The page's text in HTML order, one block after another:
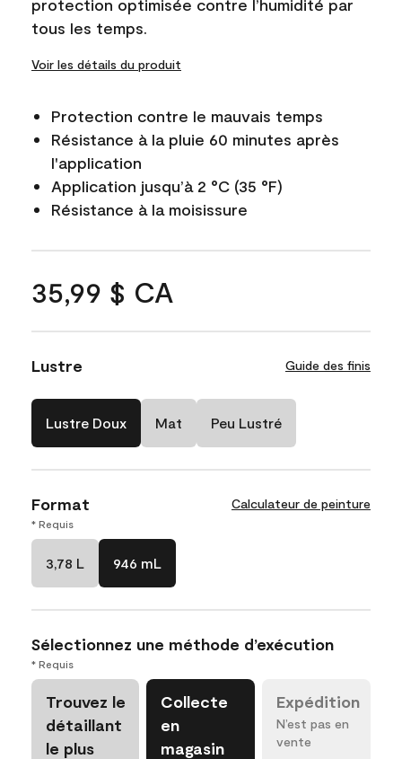
protection optimisée contre l’humidité par
tous les temps.
Voir les détails du produit
Protection contre le mauvais temps
Résistance à la pluie 60 minutes après
l'application
Application jusqu’à 2 °C (35 °F)
Résistance à la moisissure
35,99 $ CA
Lustre Guide des finis
Lustre Doux Mat Peu Lustré
Format Calculateur de peinture
* Requis
3,78 L 946 mL
Sélectionnez une méthode d’exécution
* Requis
Trouvez le
détaillant
le plus
Collecte
en
magasin
Expédition
N’est pas en
vente